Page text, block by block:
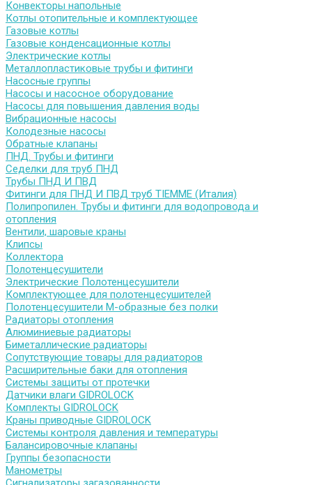
Конвекторы напольные
Котлы отопительные и комплектующее
Газовые котлы
Газовые конденсационные котлы
Электрические котлы
Металлопластиковые трубы и фитинги
Насосные группы
Насосы и насосное оборудование
Насосы для повышения давления воды
Вибрационные насосы
Колодезные насосы
Обратные клапаны
ПНД. Трубы и фитинги
Седелки для труб ПНД
Трубы ПНД И ПВД
Фитинги для ПНД И ПВД труб TIEMME (Италия)
Полипропилен. Трубы и фитинги для водопровода и
отопления
Вентили, шаровые краны
Клипсы
Коллектора
Полотенцесушители
Электрические Полотенцесушители
Комплектующее для полотенцесушителей
Полотенцесушители М-образные без полки
Радиаторы отопления
Алюминиевые радиаторы
Биметаллические радиаторы
Сопутствующие товары для радиаторов
Расширительные баки для отопления
Системы защиты от протечки
Датчики влаги GIDROLOCK
Комплекты GIDROLOCK
Краны приводные GIDROLOCK
Системы контроля давления и температуры
Балансировочные клапаны
Группы безопасности
Манометры